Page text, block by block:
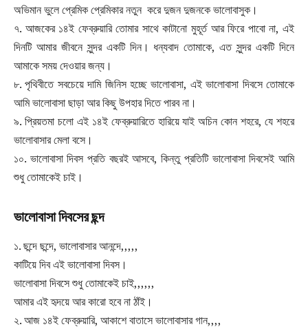
অভিমান ভুলে প্রেমিক প্রেমিকার নতুন করে দুজন দুজনকে ভালোবাসুক।
৭. আজকের ১৪ই ফেব্রুয়ারি তোমার সাথে কাটানো মুহূর্ত আর ফিরে পাবো না, এই
দিনটি আমার জীবনে সুন্দর একটি দিন। ধন্যবাদ তোমাকে, এত সুন্দর একটি দিনে
আমাকে সময় দেওয়ার জন্য।
৮. পৃথিবীতে সবচেয়ে দামি জিনিস হচ্ছে ভালোবাসা, এই ভালোবাসা দিবসে তোমাকে
আমি ভালোবাসা ছাড়া আর কিছু উপহার দিতে পারব না।
৯. প্রিয়তমা চলো এই ১৪ই ফেব্রুয়ারিতে হারিয়ে যাই অচিন কোন শহরে, যে শহরে
ভালোবাসার মেলা বসে।
১০. ভালোবাসা দিবস প্রতি বছরই আসবে, কিন্তু প্রতিটি ভালোবাসা দিবসেই আমি
শুধু তোমাকেই চাই।
ভালোবাসা দিবসের ছন্দ
১. ছন্দে ছন্দে, ভালোবাসার আনন্দে,,,,,
কাটিয়ে দিব এই ভালোবাসা দিবস।
ভালোবাসা দিবসে শুধু তোমাকেই চাই,,,,,,
আমার এই হৃদয়ে আর কারো হবে না ঠাঁই।
২. আজ ১৪ই ফেব্রুয়ারি, আকাশে বাতাসে ভালোবাসার গান,,,,